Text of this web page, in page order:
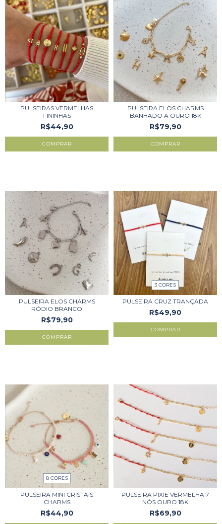
PULSEIRAS VERMELHAS
FININHAS
R$44,90
COMPRAR
PULSEIRA ELOS CHARMS
BANHADO A OURO 18K
R$79,90
COMPRAR
PULSEIRA ELOS CHARMS
RÓDIO BRANCO
R$79,90
COMPRAR
3 CORES
PULSEIRA CRUZ TRANÇADA
R$49,90
COMPRAR
8 CORES
PULSEIRA MINI CRISTAIS
CHARMS
R$44,90
PULSEIRA PIXIE VERMELHA 7
NÓS OURO 18K
R$69,90